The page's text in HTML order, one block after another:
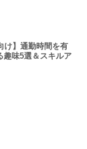
け】通勤時間を有
趣味5選＆スキルア